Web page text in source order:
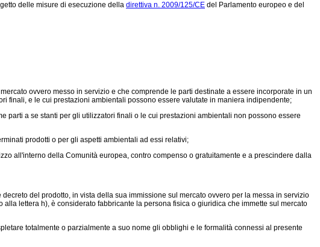
delle misure di esecuzione della direttiva n. 2009/125/CE del Parlamento europeo e del
ovvero messo in servizio e che comprende le parti destinate a essere incorporate in un
finali, e le cui prestazioni ambientali possono essere valutate in maniera indipendente;
a se stanti per gli utilizzatori finali o le cui prestazioni ambientali non possono essere
prodotti o per gli aspetti ambientali ad essi relativi;
all'interno della Comunità europea, contro compenso o gratuitamente e a prescindere dalla
del prodotto, in vista della sua immissione sul mercato ovvero per la messa in servizio
lettera h), è considerato fabbricante la persona fisica o giuridica che immette sul mercato
totalmente o parzialmente a suo nome gli obblighi e le formalità connessi al presente